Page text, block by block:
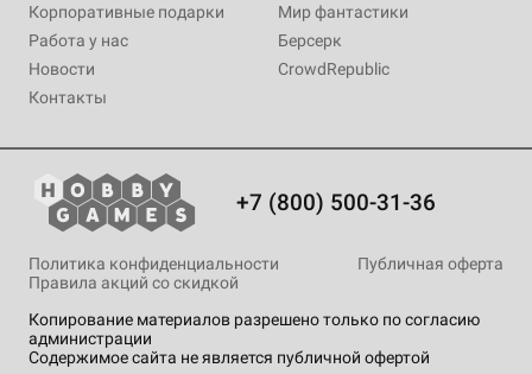
Корпоративные подарки
Работа у нас
Новости
Контакты
Мир фантастики
Берсерк
CrowdRepublic
+7 (800) 500-31-36
Копирование материалов разрешено только по согласию
администрации
Содержимое сайта не является публичной офертой
Политика конфиденциальности
Публичная оферта
Правила акций со скидкой